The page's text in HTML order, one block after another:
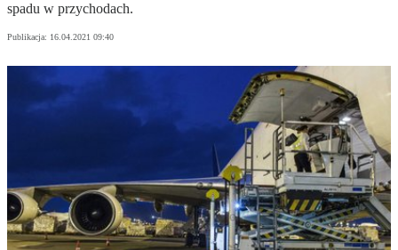
spadu w przychodach.
Publikacja: 16.04.2021 09:40